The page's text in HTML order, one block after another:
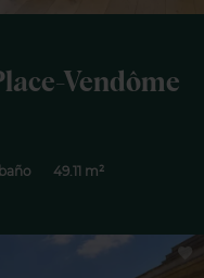
Vendôme
49.11 m²